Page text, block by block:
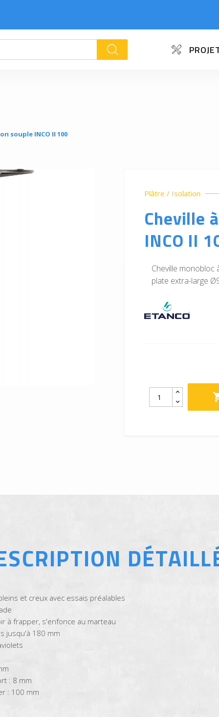
k
souple INCO II 100
Plâtre / Isolation
Cheville
INCO II
Cheville
plate extra-large
et creux avec essais préalables
à frapper, s'enfonce au marteau
jusqu'à 180 mm
: 8 mm
: 100 mm